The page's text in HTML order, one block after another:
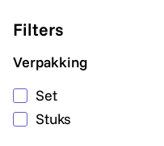
Filters
Verpakking
Set
Stuks